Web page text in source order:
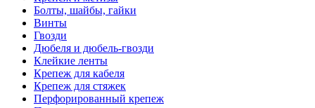
Болты, шайбы, гайки
Винты
Гвозди
Дюбеля и дюбель-гвозди
Клейкие ленты
Крепеж для кабеля
Крепеж для стяжек
Перфорированный крепеж